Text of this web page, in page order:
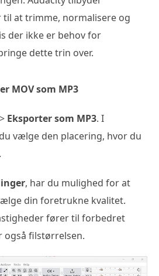
at trimme, normalisere og
der ikke er behov for
dette trin over.
MOV som MP3
> Eksporter som MP3. I
vælge den placering, hvor du
, har du mulighed for at
din foretrukne kvalitet.
fører til forbedret
også filstørrelsen.